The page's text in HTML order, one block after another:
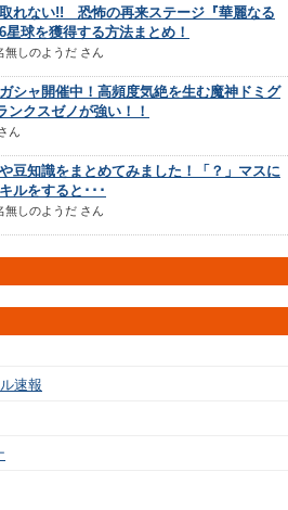
取れない!! 恐怖の再来ステージ『華麗なる
球を獲得する方法まとめ！
無しのようだ さん
シャ開催中！高頻度気絶を生む魔神ドミグ
ンクスゼノが強い！！
ん
豆知識をまとめてみました！「？」マスに
ルをすると･･･
無しのようだ さん
速報